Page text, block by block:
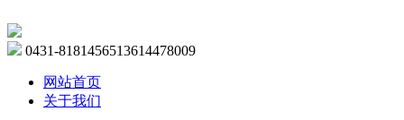
0431-8181456513614478009
网站首页
关于我们